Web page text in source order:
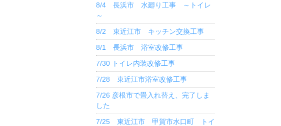
8/4 長浜市 水廻り工事 ～トイレ
～
8/2 東近江市 キッチン交換工事
8/1 長浜市 浴室改修工事
7/30 トイレ内装改修工事
7/28 東近江市浴室改修工事
7/26 彦根市で畳入れ替え、完了しま
した
7/25 東近江市 甲賀市水口町 トイ